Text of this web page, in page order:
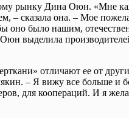
рынку Дина Оюн. «Мне
– сказала она. – Мое
оно было нашим,
выделила
отличают ее от
– Я вижу все больше и
для коопераций. И я